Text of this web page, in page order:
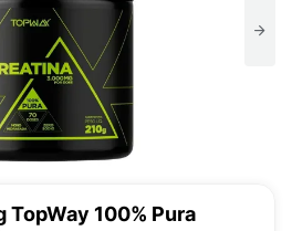
100% Pura